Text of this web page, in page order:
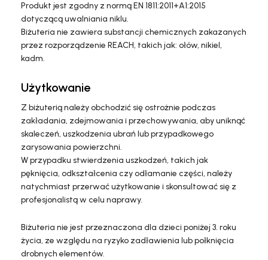
Produkt jest zgodny z normą EN 1811:2011+A1:2015
dotyczącą uwalniania niklu.
Biżuteria nie zawiera substancji chemicznych zakazanych
przez rozporządzenie REACH, takich jak: ołów, nikiel,
kadm.
Użytkowanie
Z biżuterią należy obchodzić się ostrożnie podczas
zakładania, zdejmowania i przechowywania, aby uniknąć
skaleczeń, uszkodzenia ubrań lub przypadkowego
zarysowania powierzchni.
W przypadku stwierdzenia uszkodzeń, takich jak
pęknięcia, odkształcenia czy odłamanie części, należy
natychmiast przerwać użytkowanie i skonsultować się z
profesjonalistą w celu naprawy.
Biżuteria nie jest przeznaczona dla dzieci poniżej 3. roku
życia, ze względu na ryzyko zadławienia lub połknięcia
drobnych elementów.